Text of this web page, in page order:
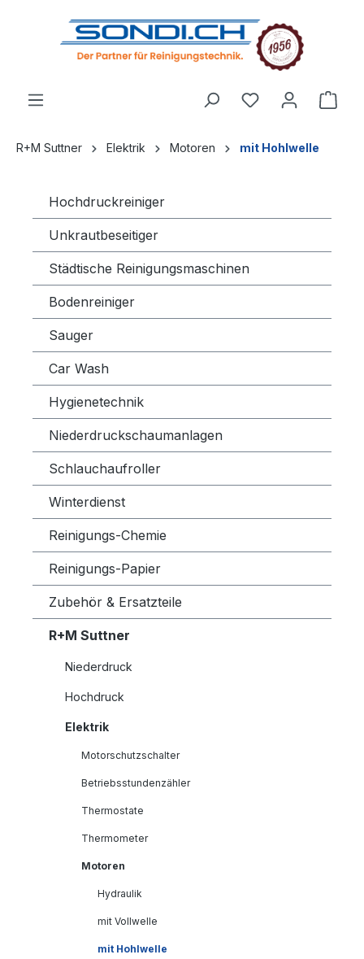
springen
R+M Suttner Elektrik Motoren mit Hohlwelle
Hochdruckreiniger
Unkrautbeseitiger
Städtische Reinigungsmaschinen
Bodenreiniger
Sauger
Car Wash
Hygienetechnik
Niederdruckschaumanlagen
Schlauchaufroller
Winterdienst
Reinigungs-Chemie
Reinigungs-Papier
Zubehör & Ersatzteile
R+M Suttner
Niederdruck
Hochdruck
Elektrik
Motorschutzschalter
Betriebsstundenzähler
Thermostate
Thermometer
Motoren
Hydraulik
mit Vollwelle
mit Hohlwelle